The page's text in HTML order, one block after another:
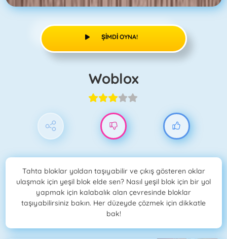
ŞIMDI OYNA!
Woblox
Tahta bloklar yoldan taşıyabilir ve çıkış gösteren oklar
ulaşmak için yeşil blok elde sen? Nasıl yeşil blok için bir yol
yapmak için kalabalık alan çevresinde bloklar
taşıyabilirsiniz bakın. Her düzeyde çözmek için dikkatle
bak!